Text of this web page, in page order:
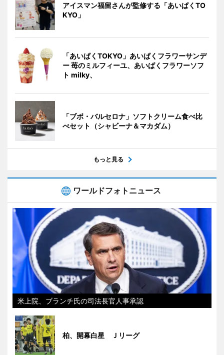
アイスマン福留さんが監修する「あいぱくTO
KYO」
「あいぱくTOKYO」あいぱくフラワーサンデ
ー 苺のミルフィーユ、あいぱくフラワーソフ
ト milky、
「ブボ・バルセロナ」ソフトクリーム食べ比
べセット（シャビーナ＆マカダム）
もっと見る
ワールドフォトニュース
米上院、ブランチ氏の司法長官人事承認
柏、開幕白星 Ｊリーグ